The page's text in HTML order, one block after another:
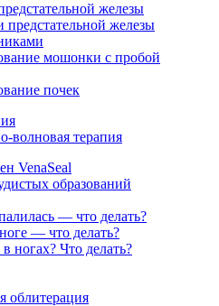
железы
железы
мошонки с пробой
почек
волновая терапия
VenaSeal
образований
— что делать?
— что делать?
ногах? Что делать?
облитерация